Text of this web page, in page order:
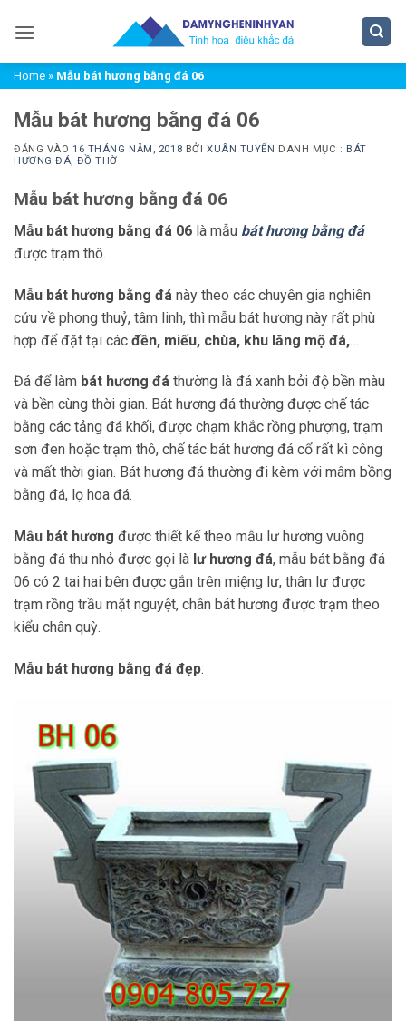
qua
dungHome » Mẫu bát hương bằng đá 06
Mẫu bát hương bằng đá 06
ĐĂNG VÀO16 THÁNG NĂM, 2018 BỞI XUÂN TUYỂN DANH MỤC : BÁT
HƯƠNG ĐÁ, ĐỒ THỜ
Mẫu bát hương bằng đá 06
Mẫu bát hương bằng đá 06 là mẫu bát hương bằng đá
được trạm thô.
Mẫu bát hương bằng đá này theo các chuyên gia nghiên
cứu về phong thuỷ, tâm linh, thì mẫu bát hương này rất phù
hợp để đặt tại các đền, miếu, chùa, khu lăng mộ đá,…
Đá để làm bát hương đá thường là đá xanh bởi độ bền màu
và bền cùng thời gian. Bát hương đá thường được chế tác
bằng các tảng đá khối, được chạm khắc rồng phượng, trạm
sơn đen hoặc trạm thô, chế tác bát hương đá cổ rất kì công
và mất thời gian. Bát hương đá thường đi kèm với mâm bồng
bằng đá, lọ hoa đá.
Mẫu bát hương được thiết kế theo mẫu lư hương vuông
bằng đá thu nhỏ được gọi là lư hương đá, mẫu bát bằng đá
06 có 2 tai hai bên được gắn trên miệng lư, thân lư được
trạm rồng trầu mặt nguyệt, chân bát hương được trạm theo
kiểu chân quỳ.
Mẫu bát hương bằng đá đẹp: